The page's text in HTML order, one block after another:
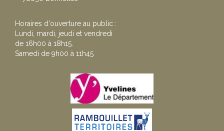
Horaires d'ouverture au public :
Lundi, mardi, jeudi et vendredi
de 16h00 à 18h15.
Samedi de 9h00 à 11h45